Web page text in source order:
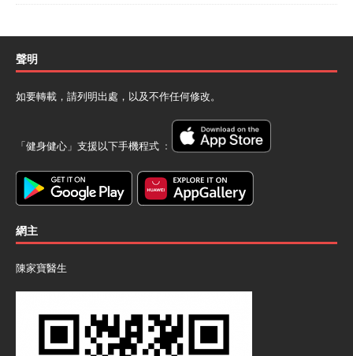
聲明
如要轉載，請列明出處，以及不作任何修改。
「健身健心」支援以下手機程式 ﹕
網主
陳家寶醫生